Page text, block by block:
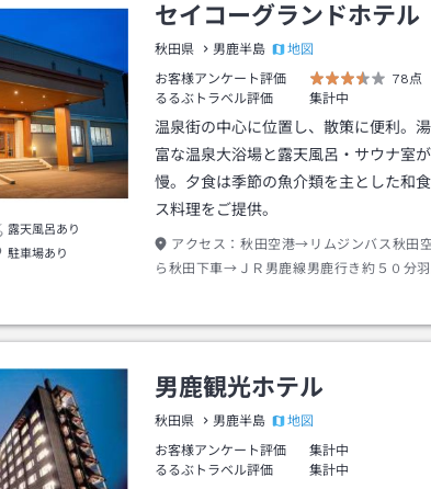
露天風呂あり
駐車場あり
セイコーグランドホテル
秋田県 男鹿半島
地図
お客様アンケート評価
78点
るるぶトラベル評価
集計中
温泉街の中心に位置し、散策に便利。
富な温泉大浴場と露天風呂・サウナ室
慢。夕食は季節の魚介類を主とした和
ス料理をご提供。
アクセス： 秋田空港→リムジンバス秋田
ら秋田下車→ＪＲ男鹿線男鹿行き約５０分
男鹿観光ホテル
秋田県 男鹿半島
地図
お客様アンケート評価
集計中
るるぶトラベル評価
集計中